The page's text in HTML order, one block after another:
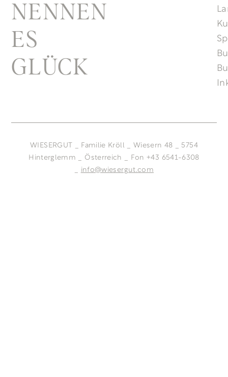
NENNEN
ES
GLÜCK
WIESERGUT _ Familie Kröll _ Wiesern 48 _ 5754
Hinterglemm _ Österreich _ Fon +43 6541-6308
info@wiesergut.com